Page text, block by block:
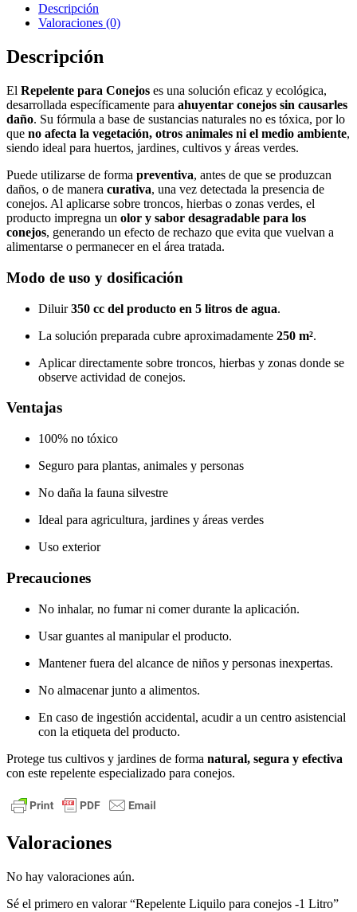
Descripción
Valoraciones (0)
Descripción
El Repelente para Conejos es una solución eficaz y ecológica,
desarrollada específicamente para ahuyentar conejos sin causarles
daño. Su fórmula a base de sustancias naturales no es tóxica, por lo
que no afecta la vegetación, otros animales ni el medio ambiente,
siendo ideal para huertos, jardines, cultivos y áreas verdes.
Puede utilizarse de forma preventiva, antes de que se produzcan
daños, o de manera curativa, una vez detectada la presencia de
conejos. Al aplicarse sobre troncos, hierbas o zonas verdes, el
producto impregna un olor y sabor desagradable para los
conejos, generando un efecto de rechazo que evita que vuelvan a
alimentarse o permanecer en el área tratada.
Modo de uso y dosificación
Diluir350 cc del producto en 5 litros de agua.
La solución preparada cubre aproximadamente 250 m².
Aplicar directamente sobre troncos, hierbas y zonas donde se
observe actividad de conejos.
Ventajas
100% no tóxico
Seguro para plantas, animales y personas
No daña la fauna silvestre
Ideal para agricultura, jardines y áreas verdes
Uso exterior
Precauciones
No inhalar, no fumar ni comer durante la aplicación.
Usar guantes al manipular el producto.
Mantener fuera del alcance de niños y personas inexpertas.
No almacenar junto a alimentos.
En caso de ingestión accidental, acudir a un centro asistencial
con la etiqueta del producto.
Protege tus cultivos y jardines de forma natural, segura y efectiva
con este repelente especializado para conejos.
Valoraciones
No hay valoraciones aún.
Sé el primero en valorar “Repelente Liquilo para conejos -1 Litro”